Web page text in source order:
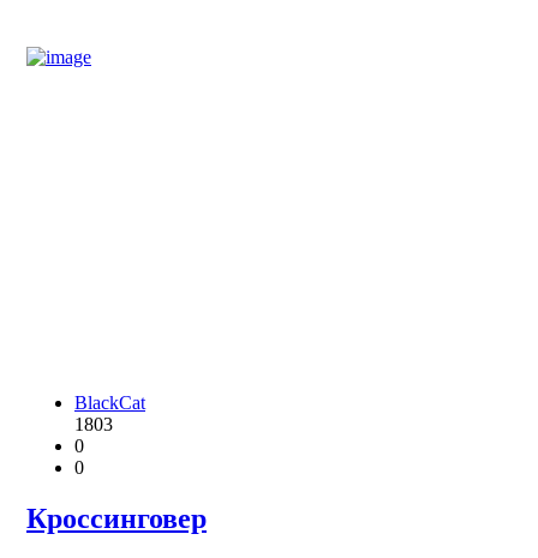
BlackCat
1803
0
0
Кроссинговер